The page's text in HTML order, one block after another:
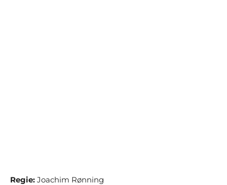
Regie: Joachim Rønning